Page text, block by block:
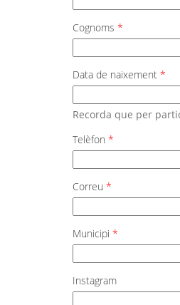
Cognoms *
Data de naixement *
Recorda que per
Telèfon *
Correu *
Municipi *
Instagram